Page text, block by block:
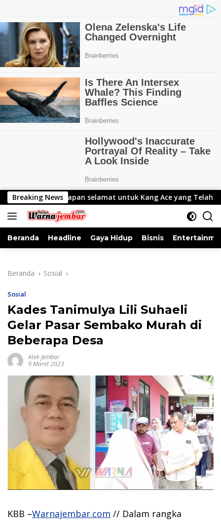
Langsung
ke
konten
Breaking News
untuk Kang Ace yang Telah Resmi Menjabat Gubernur
Beranda Headline Gaya Hidup Bisnis
Beranda Sosial
Sosial
Kades Tanimulya Lili Suhaeli
Gelar Pasar Sembako Murah di
Beberapa Desa
Atek Jembar
9 Maret 2023
KBB –Warnajembar.com // Dalam rangka